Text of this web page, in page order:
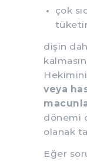
çok
dişin
veya
dönemi
olanak
Eğer